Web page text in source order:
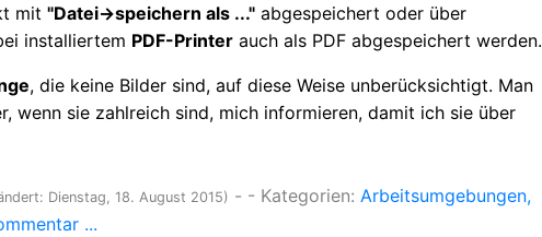
mit "Datei->speichern als ..." abgespeichert oder über
installiertem PDF-Printer auch als PDF abgespeichert werden.
, die keine Bilder sind, auf diese Weise unberücksichtigt. Man
wenn sie zahlreich sind, mich informieren, damit ich sie über
Dienstag, 18. August 2015) - - Kategorien: Arbeitsumgebungen
...